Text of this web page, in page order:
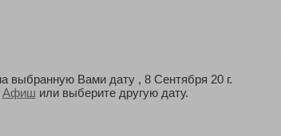
выбранную Вами дату , 8 Сентября 20 г.
Афиш или выберите другую дату.